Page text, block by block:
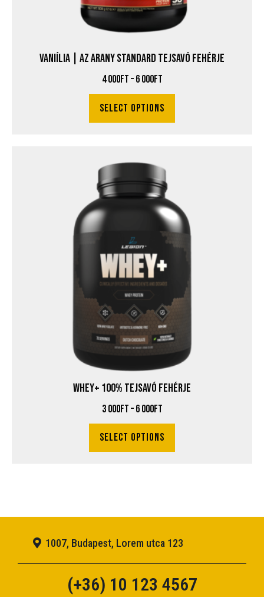
VANIÍLIA | AZ ARANY STANDARD TEJSAVÓ FEHÉRJE
4 000Ft–6 000Ft
Select options
WHEY+ 100% Tejsavó fehérje
3 000Ft–6 000Ft
Select options
1007, Budapest, Lorem utca 123
(+36) 10 123 4567